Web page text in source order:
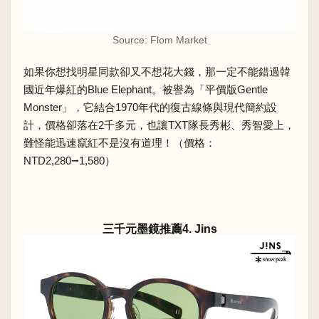
Source: Flom Market
如果你想找明星同款卻又不想花大錢，那一定不能錯過韓
國近年爆紅的Blue Elephant。被譽為「平價版Gentle
Monster 」，它結合1970年代的復古線條與現代簡約設
計，價格卻落在2千多元，也讓TXT隊長秀彬、秀智愛上，
難怪能迅速竄紅不是沒有道理！（價格：
NTD2,280⭢1,580）
三千元墨鏡推薦4. Jins